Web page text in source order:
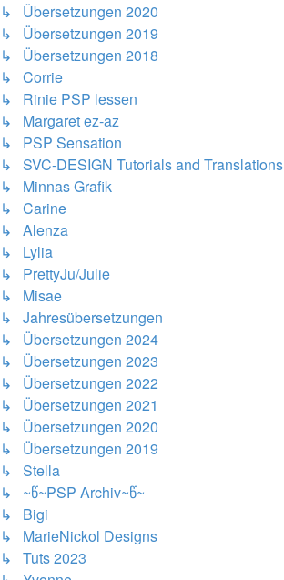
↳ Übersetzungen 2020
↳ Übersetzungen 2019
↳ Übersetzungen 2018
↳ Corrie
↳ Rinie PSP lessen
↳ Margaret ez-az
↳ PSP Sensation
↳ SVC-DESIGN Tutorials and Translations
↳ Minnas Grafik
↳ Carine
↳ Alenza
↳ Lylia
↳ PrettyJu/Julie
↳ Misae
↳ Jahresübersetzungen
↳ Übersetzungen 2024
↳ Übersetzungen 2023
↳ Übersetzungen 2022
↳ Übersetzungen 2021
↳ Übersetzungen 2020
↳ Übersetzungen 2019
↳ Stella
↳ ~წ~PSP Archiv~წ~
↳ Bigi
↳ MarieNickol Designs
↳ Tuts 2023